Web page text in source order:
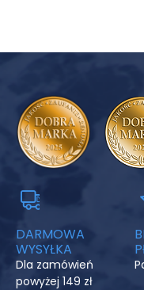
DARMOWA
WYSYŁKA
Dla zamówień
powyżej 149 zł